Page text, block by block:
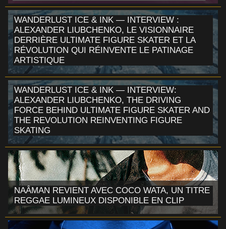
WANDERLUST ICE & INK — INTERVIEW :
ALEXANDER LIUBCHENKO, LE VISIONNAIRE
DERRIÈRE ULTIMATE FIGURE SKATER ET LA
RÉVOLUTION QUI RÉINVENTE LE PATINAGE
ARTISTIQUE
WANDERLUST ICE & INK — INTERVIEW:
ALEXANDER LIUBCHENKO, THE DRIVING
FORCE BEHIND ULTIMATE FIGURE SKATER AND
THE REVOLUTION REINVENTING FIGURE
SKATING
NAÂMAN REVIENT AVEC COCO WATA, UN TITRE
REGGAE LUMINEUX DISPONIBLE EN CLIP